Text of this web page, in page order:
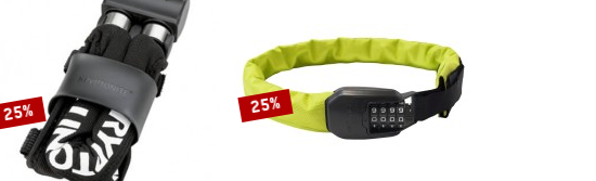
25% 25%